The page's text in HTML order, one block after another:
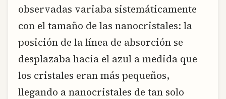
observadas variaba sistemáticamente
con el tamaño de las nanocristales: la
posición de la línea de absorción se
desplazaba hacia el azul a medida que
los cristales eran más pequeños,
llegando a nanocristales de tan solo